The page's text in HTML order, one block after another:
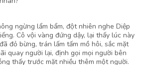
ngừng lẩm bẩm, đột nhiên nghe Diệp
Cô vội vàng đứng dậy, lại thấy lúc này
đỏ bừng, trán lấm tấm mồ hôi, sắc mặt
quay người lại, định gọi mọi người bên
thấy trước mặt nhiều thêm một người.